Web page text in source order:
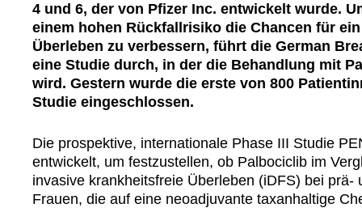
4 und 6, der von Pfizer Inc. entwickelt wurde.
einem hohen Rückfallrisiko die Chancen für
Überleben zu verbessern, führt die German
eine Studie durch, in der die Behandlung mit
wird. Gestern wurde die erste von 800
Studie eingeschlossen.
Die prospektive, internationale Phase III Studie
entwickelt, um festzustellen, ob Palbociclib im
invasive krankheitsfreie Überleben (iDFS) bei prä-
Frauen, die auf eine neoadjuvante taxanhaltige